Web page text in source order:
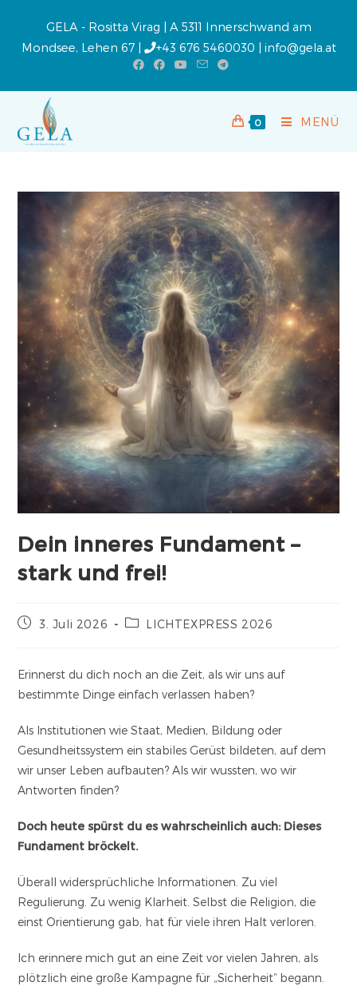
GELA - Rositta Virag | A 5311 Innerschwand am
Mondsee, Lehen 67 |
+43 676 5460030 | info@gela.at
0 MENÜ
Dein inneres Fundament –
stark und frei!
3. Juli 2026 LICHTEXPRESS 2026
Erinnerst du dich noch an die Zeit, als wir uns auf
bestimmte Dinge einfach verlassen haben?
Als Institutionen wie Staat, Medien, Bildung oder
Gesundheitssystem ein stabiles Gerüst bildeten, auf dem
wir unser Leben aufbauten? Als wir wussten, wo wir
Antworten finden?
Doch heute spürst du es wahrscheinlich auch: Dieses
Fundament bröckelt.
Überall widersprüchliche Informationen. Zu viel
Regulierung. Zu wenig Klarheit. Selbst die Religion, die
einst Orientierung gab, hat für viele ihren Halt verloren.
Ich erinnere mich gut an eine Zeit vor vielen Jahren, als
plötzlich eine große Kampagne für „Sicherheit“ begann.